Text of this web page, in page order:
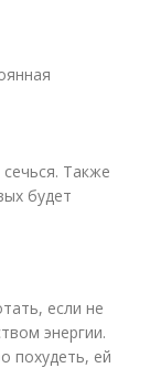
Также
будет
если не
энергии.
похудеть, ей